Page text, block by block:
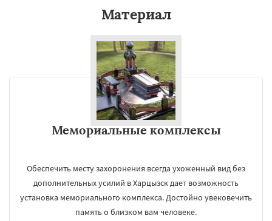
Материал
Мемориальные комплексы
Обеспечить месту захоронения всегда ухоженный вид без
дополнительных усилий в Харцызск дает возможность
установка мемориального комплекса. Достойно увековечить
память о близком вам человеке.